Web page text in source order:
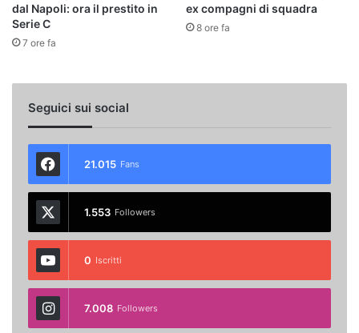
dal Napoli: ora il prestito in
Serie C
7 ore fa
ex compagni di squadra
8 ore fa
Seguici sui social
21.015 Fans
1.553 Followers
0 Iscritti
7.008 Followers